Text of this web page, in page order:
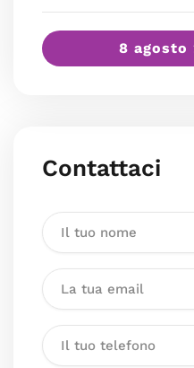
8 agosto
Contattaci